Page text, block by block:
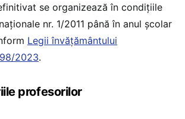
se organizează în condițiile
nr. 1/2011 până în anul școlar
Legii învățământului
2023.
profesorilor